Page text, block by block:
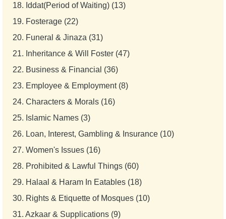
18. Iddat(Period of Waiting) (13)
19. Fosterage (22)
20. Funeral & Jinaza (31)
21. Inheritance & Will Foster (47)
22. Business & Financial (36)
23. Employee & Employment (8)
24. Characters & Morals (16)
25. Islamic Names (3)
26. Loan, Interest, Gambling & Insurance (10)
27. Women's Issues (16)
28. Prohibited & Lawful Things (60)
29. Halaal & Haram In Eatables (18)
30. Rights & Etiquette of Mosques (10)
31. Azkaar & Supplications (9)